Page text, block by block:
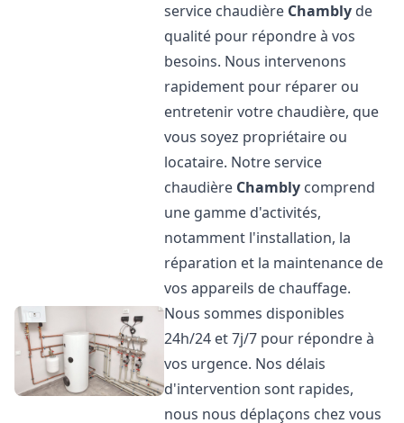
service chaudière Chambly de
qualité pour répondre à vos
besoins. Nous intervenons
rapidement pour réparer ou
entretenir votre chaudière, que
vous soyez propriétaire ou
locataire. Notre service
chaudière Chambly comprend
une gamme d'activités,
notamment l'installation, la
réparation et la maintenance de
vos appareils de chauffage.
Nous sommes disponibles
24h/24 et 7j/7 pour répondre à
vos urgence. Nos délais
d'intervention sont rapides,
nous nous déplaçons chez vous